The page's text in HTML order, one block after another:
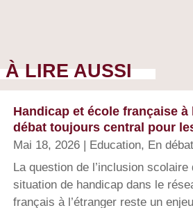
À LIRE AUSSI
Handicap et école française à
débat toujours central pour
Mai 18, 2026 Education, En débat
La question de l’inclusion
situation de handicap dans le
français à l’étranger reste un